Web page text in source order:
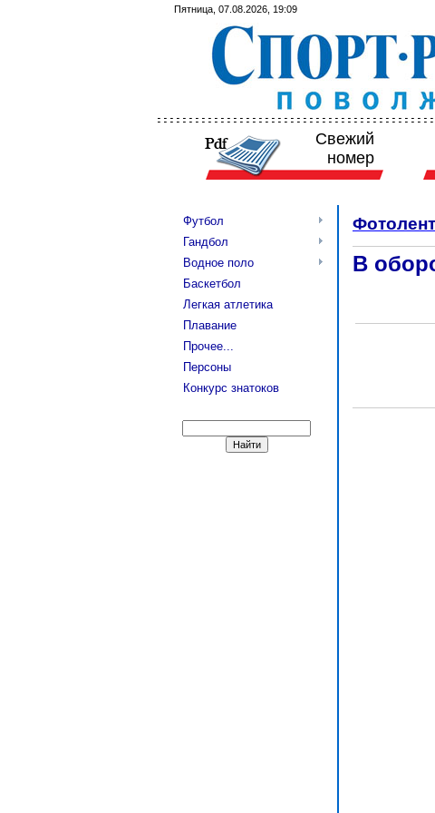
Пятница, 07.08.2026, 19:09
Свежий
номер
Футбол
Гандбол
Водное поло
Баскетбол
Легкая атлетика
Плавание
Прочее...
Персоны
Конкурс знатоков
В